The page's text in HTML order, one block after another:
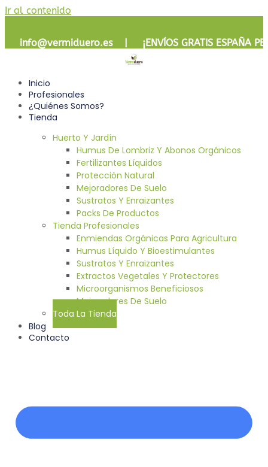
Ir al contenido
info@vermiduero.es | ¡ENVÍOS GRATISESPAÑA
Inicio
Profesionales
¿Quiénes Somos?
Tienda
Huerto Y Jardín
Humus De Lombriz Y Abonos Orgánicos
Fertilizantes Líquidos
Protección Natural
Mejoradores De Suelo
Sustratos Y Enraizantes
Packs De Productos
Tienda Profesionales
Enmiendas Orgánicas Para Agricultura
Humus Líquido Y Bioestimulantes
Sustratos Y Enraizantes
Extractos Vegetales Y Protectores
Microorganismos Beneficiosos
Mejoradores De Suelo
Toda La Tienda
Blog
Contacto